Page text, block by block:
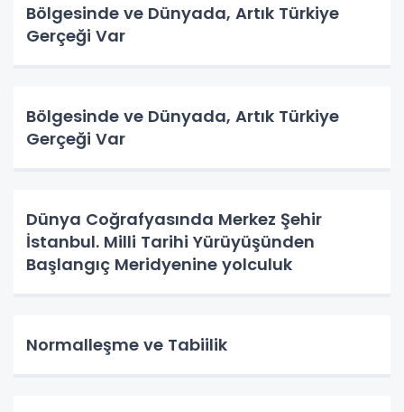
Bölgesinde ve Dünyada, Artık Türkiye
Gerçeği Var
Bölgesinde ve Dünyada, Artık Türkiye
Gerçeği Var
Dünya Coğrafyasında Merkez Şehir
İstanbul. Milli Tarihi Yürüyüşünden
Başlangıç Meridyenine yolculuk
Normalleşme ve Tabiilik